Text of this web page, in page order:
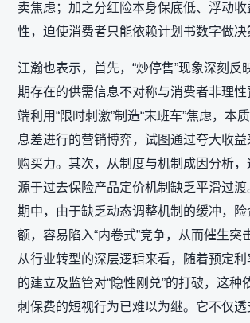
卖焦虑；加之分红险本身保底低、浮动
性，迫使消费者只能依赖计划书数字做决
江瀚也表示，首先，“炒停售”现象深刻反
期存在的供需信息不对称与消费者非理
端利用“限时刺激”制造“末班车”焦虑，本
息差进行的营销博弈，试图通过夸大收
购买力。其次，从制度与机制成因分析
源于过去保险产品定价机制缺乏平滑过渡
期中，由于缺乏动态调整机制的缓冲，
额，容易陷入“内卷式”竞争，从而催生突
从行业转型的深层逻辑来看，随着预定利
的建立及监管对“隐性刚兑”的打破，这种
刺保费的短视行为已难以为继。它不仅透